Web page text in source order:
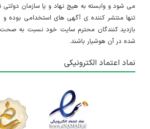
می شود و وابسته به هیچ نهاد و یا سازمان
تنها منتشر کننده ی آگهی های استخدامی بوده و
بازدید کنندگان محترم سایت خود نسبت به
شده در آن هوشیار باشند.
نماد اعتماد الکترونیکی